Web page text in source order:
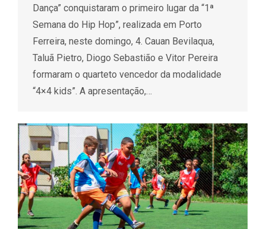
Dança” conquistaram o primeiro lugar da “1ª
Semana do Hip Hop”, realizada em Porto
Ferreira, neste domingo, 4. Cauan Bevilaqua,
Taluã Pietro, Diogo Sebastião e Vitor Pereira
formaram o quarteto vencedor da modalidade
“4×4 kids”. A apresentação,…